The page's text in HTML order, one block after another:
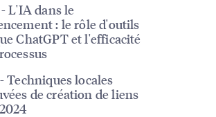
- L'IA dans le
: le rôle d'outils
ChatGPT et l'efficacité
- Techniques locales
de création de liens